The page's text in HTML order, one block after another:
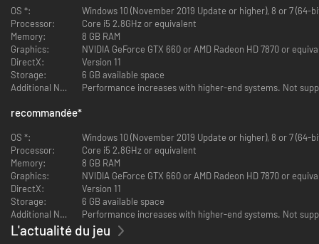
Multijoueur!
Jusqu'à quatre joueurs peuvent former une équipe et se battre ensemble
Des options!
Personnalisez votre héros, puis sautez dans la mêlée avec des coups
puissants ou restez à distance avec vos attaques, ou encore, jouez le
tank au milieu des vagues de créatures, protégé par votre imposante
OS *:
Windows 10 (November 2019 Update or higher), 8 or 7
Processor:
Core i5 2.8GHz or equivalent
Memory:
8 GB RAM
Graphics:
NVIDIA GeForce GTX 660 or AMD Radeon HD 7870 or
DirectX:
Version 11
Storage:
6 GB available space
Additional Notes:
Performance increases with higher-end systems. Not
recommandée*
OS *:
Windows 10 (November 2019 Update or higher), 8 or 7
Processor:
Core i5 2.8GHz or equivalent
Memory:
8 GB RAM
Graphics:
NVIDIA GeForce GTX 660 or AMD Radeon HD 7870 or
DirectX:
Version 11
Storage:
6 GB available space
Additional Notes:
Performance increases with higher-end systems. Not
L'actualité du jeu